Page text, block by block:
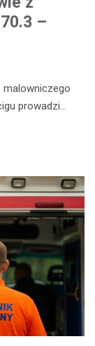
–
malowniczego
prowadzi…